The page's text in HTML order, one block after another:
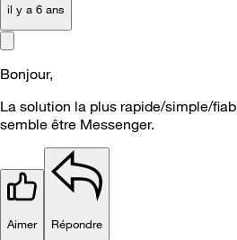
il y a 6 ans
Bonjour,
La solution la plus rapide/simple/
semble être Messenger.
Aimer Répondre